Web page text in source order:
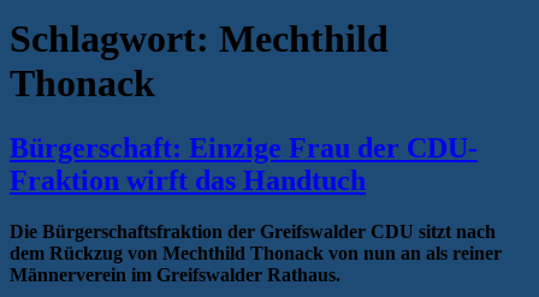
Schlagwort: Mechthild
Thonack
Bürgerschaft: Einzige Frau der CDU-
Fraktion wirft das Handtuch
Die Bürgerschaftsfraktion der Greifswalder CDU sitzt nach
dem Rückzug von Mechthild Thonack von nun an als reiner
Männerverein im Greifswalder Rathaus.